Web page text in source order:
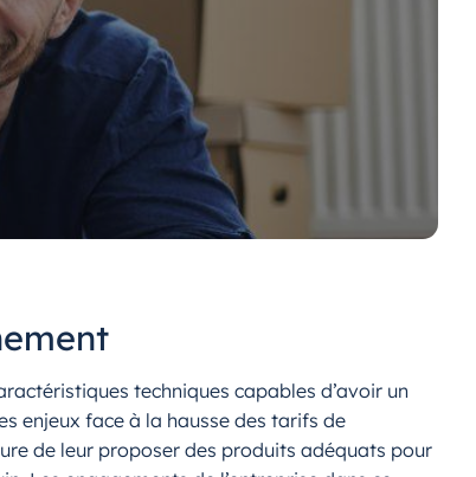
techniques capables d’avoir un
enjeux face à la hausse des tarifs de
de leur proposer des produits adéquats pour